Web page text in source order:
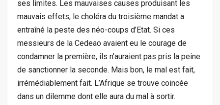
ses limites. Les mauvaises causes produisant les
mauvais effets, le choléra du troisième mandat a
entraîné la peste des néo-coups d’Etat. Si ces
messieurs de la Cedeao avaient eu le courage de
condamner la première, ils n’auraient pas pris la peine
de sanctionner la seconde. Mais bon, le mal est fait,
irrémédiablement fait. L’Afrique se trouve coincée
dans un dilemme dont elle aura du mal à sortir.